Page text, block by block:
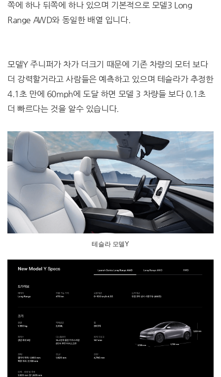
쪽에 하나 뒤쪽에 하나 있으며 기본적으로 모델3 Long
Range AWD와 동일한 배열 입니다.
모델Y 주니퍼가 차가 더크기 때문에 기존 차량의 모터 보다
더 강력할거라고 사람들은 예측하고 있으며 테슬라가 추정한
4.1초 만에 60mph에 도달 하면 모델 3 차량들 보다 0.1초
더 빠르다는 것을 알수 있습니다.
테슬라 모델Y